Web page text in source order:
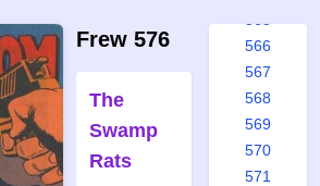
Frew 576
The
Swamp
Rats
566
567
568
569
570
571